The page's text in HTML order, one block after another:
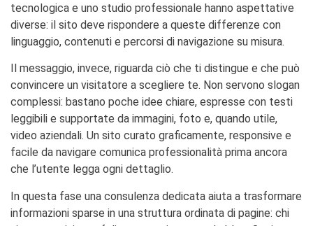
tecnologica e uno studio professionale hanno aspettative
diverse: il sito deve rispondere a queste differenze con
linguaggio, contenuti e percorsi di navigazione su misura.
Il messaggio, invece, riguarda ciò che ti distingue e che può
convincere un visitatore a scegliere te. Non servono slogan
complessi: bastano poche idee chiare, espresse con testi
leggibili e supportate da immagini, foto e, quando utile,
video aziendali. Un sito curato graficamente, responsive e
facile da navigare comunica professionalità prima ancora
che l’utente legga ogni dettaglio.
In questa fase una consulenza dedicata aiuta a trasformare
informazioni sparse in una struttura ordinata di pagine: chi